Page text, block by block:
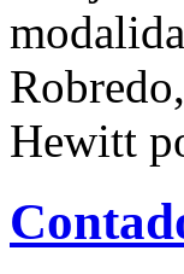
Hewitt